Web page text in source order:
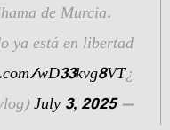
de Murcia.
ya está en libertad.
¿Por qué?
wD33kvg8VT
— David Santos (@davidsantosvlog)
July 3, 2025